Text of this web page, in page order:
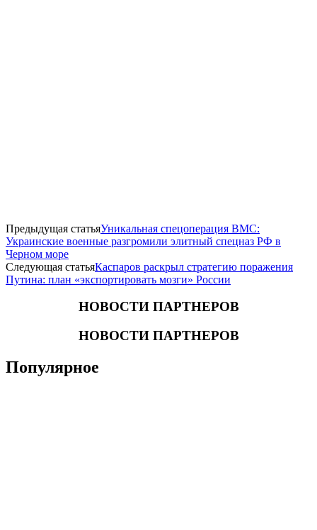
Предыдущая статьяУникальная спецоперация ВМС:
Украинские военные разгромили элитный спецназ РФ в
Черном море
Следующая статьяКаспаров раскрыл стратегию поражения
Путина: план «экспортировать мозги» России
НОВОСТИ ПАРТНЕРОВ
НОВОСТИ ПАРТНЕРОВ
Популярное